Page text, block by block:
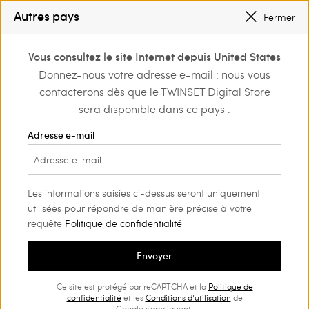
: JUSQU’À -50 % SUR LA COLLECTION PÉ 2026
inscrivez-vous et
découvrez les
Home Sacs Besaces
Besaces Femme (29)
Si vous aimez les besaces, la sélection Twinset est faite pour
avec applications et autres détails, pour toute circonstance.
Autres pays Fermer
Vous consultez le site Internet depuis United States
Donnez-nous votre adresse e-mail : nous vous
contacterons dès que le TWINSET Digital Store
sera disponible dans ce pays .
Adresse e-mail
Les informations saisies ci-dessus seront uniquement
utilisées pour répondre de manière précise à votre
requête Politique de confidentialité
Envoyer
Ce site est protégé par reCAPTCHA et la Politique de
confidentialitéet lesConditions d’utilisation de